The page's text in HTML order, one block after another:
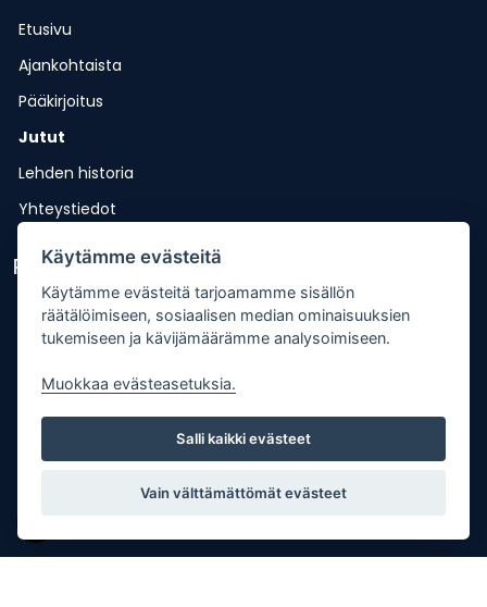
Etusivu
Ajankohtaista
Pääkirjoitus
Jutut
Lehden historia
Yhteystiedot
Pikalinkit
Lähetä uutisvinkki
Kopiointiohje
Mediakortti
Tilaa lehti
Osoitteenmuutos
Käytämme evästeitä
Käytämme evästeitä tarjoamamme sisällön
räätälöimiseen, sosiaalisen median ominaisuuksien
tukemiseen ja kävijämäärämme analysoimiseen.
Muokkaa evästeasetuksia.
Salli kaikki evästeet
Vain välttämättömät evästeet